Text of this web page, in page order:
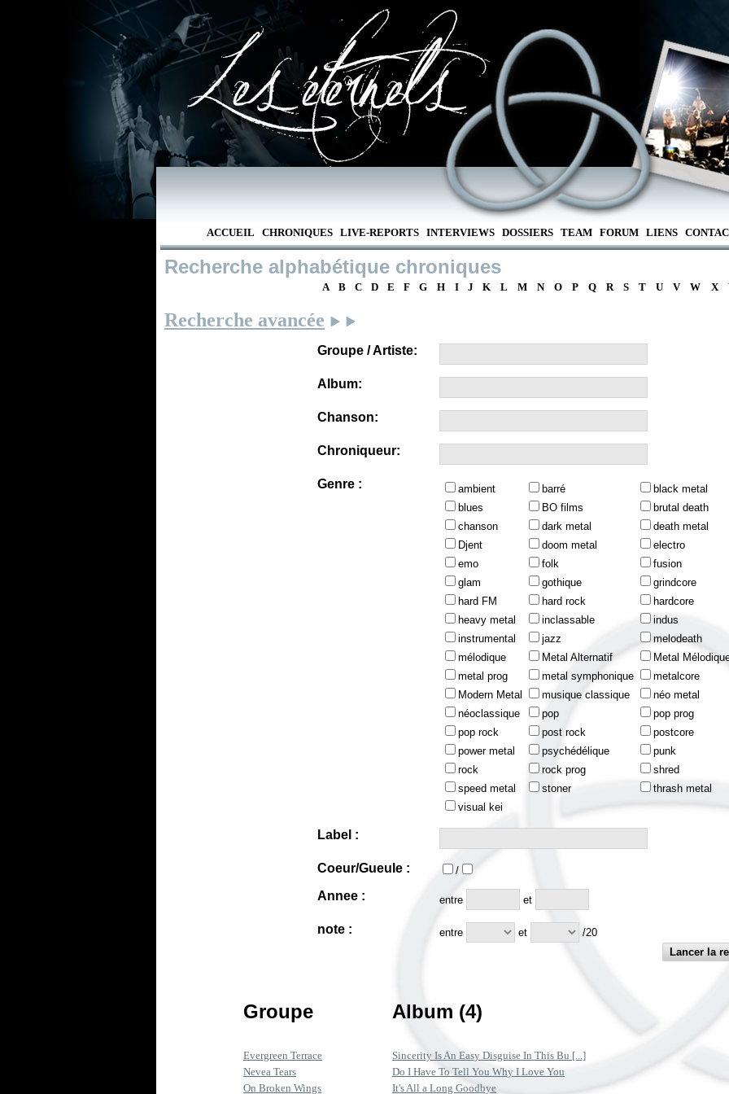
ACCUEIL CHRONIQUES LIVE-REPORTS INTERVIEWS DOSSIERS TEAM FORUM LIENS
Recherche alphabétique chroniques
A B C D E F G H I J K L M N O P Q R S T U V W X
Recherche avancée
Groupe / Artiste:
Album:
Chanson:
Chroniqueur:
Genre : ambient barré
black metal
blues
BO films
brutal death
chanson
dark metal
death metal
Djent
doom metal
electro
emo
folk
fusion
glam
gothique
grindcore
hard FM
hard rock
hardcore
heavy metal
inclassable
indus
instrumental
jazz
melodeath
mélodique
Metal Alternatif
Metal
metal prog
metal symphonique
metalcore
Modern Metal
musique classique
néo metal
néoclassique
pop
pop prog
pop rock
post rock
postcore
power metal
psychédélique
punk
rock
rock prog
shred
speed metal
stoner
thrash metal
visual kei
Label :
Coeur/Gueule : /
Annee : entre et
note : entre et /20
Groupe Album (4)
Evergreen Terrace
Sincerity Is An Easy Disguise In This Bu [...]
Nevea Tears
Do I Have To Tell You Why I Love You
On Broken Wings
It's All a Long Goodbye